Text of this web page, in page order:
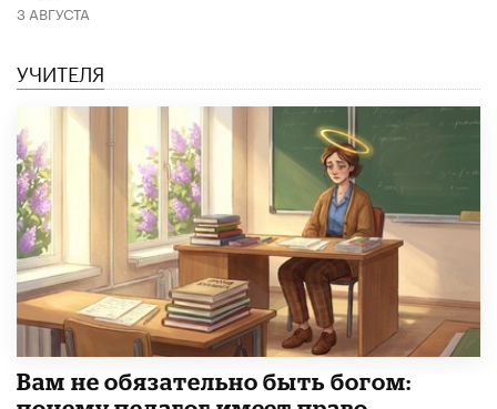
3 АВГУСТА
УЧИТЕЛЯ
​Вам не обязательно быть богом: